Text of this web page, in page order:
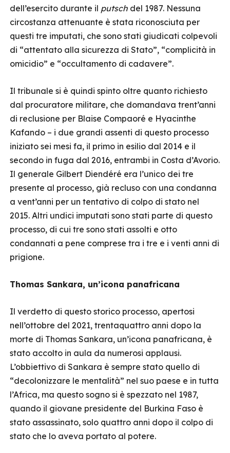
dell’esercito durante il putsch del 1987. Nessuna
circostanza attenuante è stata riconosciuta per
questi tre imputati, che sono stati giudicati colpevoli
di “attentato alla sicurezza di Stato”, “complicità in
omicidio” e “occultamento di cadavere”.
Il tribunale si è quindi spinto oltre quanto richiesto
dal procuratore militare, che domandava trent’anni
di reclusione per Blaise Compaoré e Hyacinthe
Kafando – i due grandi assenti di questo processo
iniziato sei mesi fa, il primo in esilio dal 2014 e il
secondo in fuga dal 2016, entrambi in Costa d’Avorio.
Il generale Gilbert Diendéré era l’unico dei tre
presente al processo, già recluso con una condanna
a vent’anni per un tentativo di colpo di stato nel
2015. Altri undici imputati sono stati parte di questo
processo, di cui tre sono stati assolti e otto
condannati a pene comprese tra i tre e i venti anni di
prigione.
Thomas Sankara, un’icona panafricana
Il verdetto di questo storico processo, apertosi
nell’ottobre del 2021, trentaquattro anni dopo la
morte di Thomas Sankara, un’icona panafricana, è
stato accolto in aula da numerosi applausi.
L’obbiettivo di Sankara è sempre stato quello di
“decolonizzare le mentalità” nel suo paese e in tutta
l’Africa, ma questo sogno si è spezzato nel 1987,
quando il giovane presidente del Burkina Faso è
stato assassinato, solo quattro anni dopo il colpo di
stato che lo aveva portato al potere.